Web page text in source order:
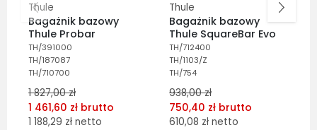
Thule
Bagażnik bazowy
Thule Probar
TH/391000
TH/187087
TH/710700
1 827,00 zł
1 461,60 zł brutto
1 188,29 zł netto
Thule
Bagażnik bazowy
Thule SquareBar Evo
TH/712400
TH/1103/Z
TH/754
938,00 zł
750,40 zł brutto
610,08 zł netto